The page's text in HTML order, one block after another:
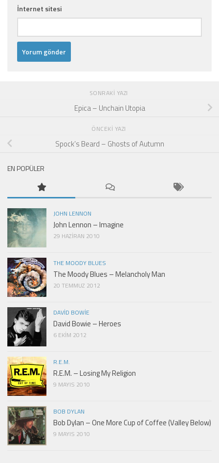
İnternet sitesi
SONRAKI YAZI
Epica – Unchain Utopia
ÖNCEKI YAZI
Spock’s Beard – Ghosts of Autumn
EN POPÜLER
JOHN LENNON
John Lennon – Imagine
29 HAZIRAN 2010
THE MOODY BLUES
The Moody Blues – Melancholy Man
20 TEMMUZ 2012
DAVID BOWIE
David Bowie – Heroes
6 EKIM 2012
R.E.M.
R.E.M. – Losing My Religion
9 MAYIS 2010
BOB DYLAN
Bob Dylan – One More Cup of Coffee (Valley Below)
9 MAYIS 2010